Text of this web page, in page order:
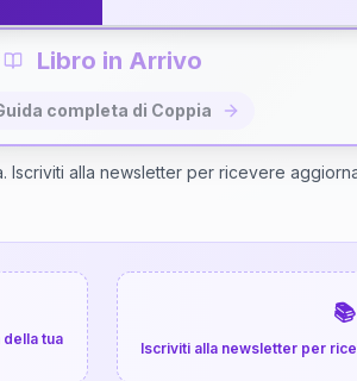
Libro in Arrivo
completa di Coppia
Iscriviti alla newsletter per ricevere
tua
📚
Iscriviti alla newsletter per